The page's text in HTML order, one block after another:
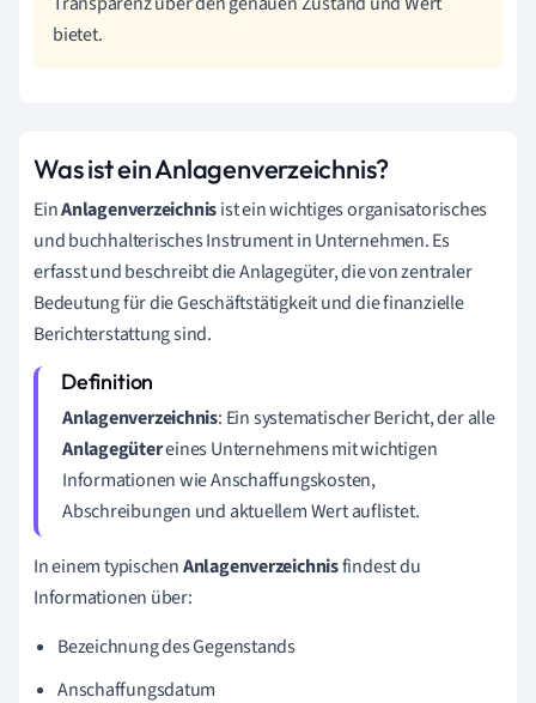
bietet.
Was ist ein Anlagenverzeichnis?
EinAnlagenverzeichnisist ein wichtiges organisatorisches
und buchhalterisches Instrument in Unternehmen. Es
erfasst und beschreibt die Anlagegüter, die von zentraler
Bedeutung für die Geschäftstätigkeit und die finanzielle
Berichterstattung sind.
Anlagenverzeichnis: Ein systematischer Bericht, der alle
Anlagegütereines Unternehmens mit wichtigen
Informationen wie Anschaffungskosten,
Abschreibungen und aktuellem Wert auflistet.
In einem typischenAnlagenverzeichnisfindest du
Informationen über:
Bezeichnung des Gegenstands
Anschaffungsdatum